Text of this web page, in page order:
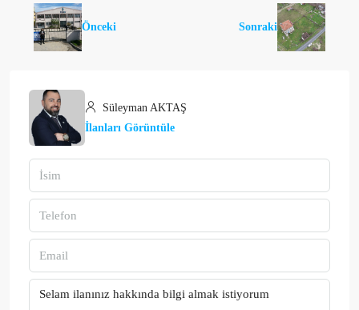
Önceki Sonraki
Süleyman AKTAŞ
İlanları Görüntüle